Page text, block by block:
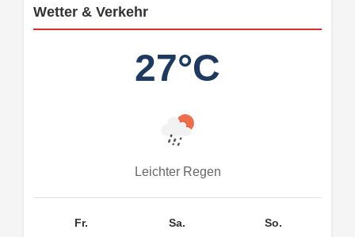
Wetter & Verkehr
27°C
Leichter Regen
Fr. Sa. So.